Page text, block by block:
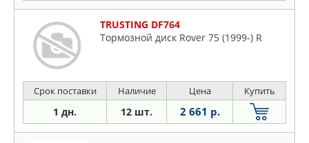
TRUSTING DF764
Тормозной диск Rover 75 (1999-) R
Срок поставки Наличие Цена Купить
1 дн. 12 шт. 2 661 р.